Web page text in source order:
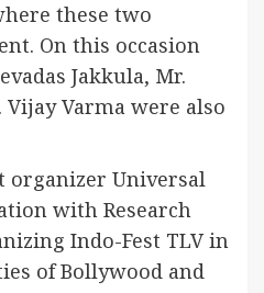
these two
On this occasion
Jakkula, Mr.
Vijay Varma were also
organizer Universal
with Research
Indo-Fest TLV in
of Bollywood and